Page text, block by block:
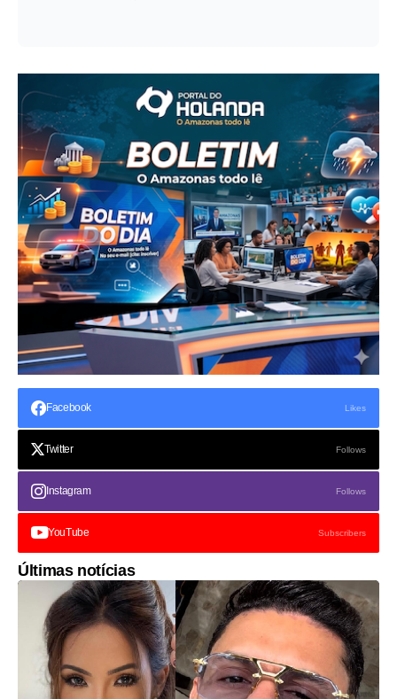
Facebook Likes
Twitter Follows
Instagram Follows
YouTube Subscribers
Últimas notícias